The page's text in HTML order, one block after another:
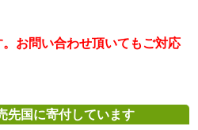
お問い合わせ頂いてもご対応
先国に寄付しています